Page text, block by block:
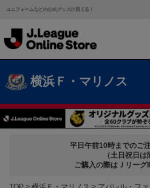
ユニフォームなどの公式グッズが買える！
横浜Ｆ・マリノス
平日午前10時までのご
（土日祝日は
ご購入の際はＪリーグ